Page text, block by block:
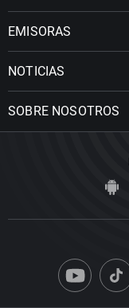
EMISORAS
NOTICIAS
SOBRE NOSOTROS